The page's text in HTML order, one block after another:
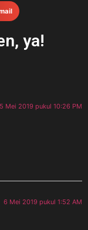
ya!
5 Mei 2019 pukul 10:26 PM
6 Mei 2019 pukul 1:52 AM